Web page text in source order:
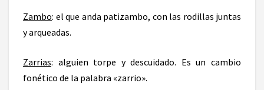
Zambo: el que anda patizambo, con las rodillas juntas
y arqueadas.
Zarrias: alguien torpe y descuidado. Es un cambio
fonético de la palabra «zarrio».